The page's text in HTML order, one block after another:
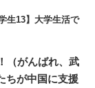
生13】大学生活で